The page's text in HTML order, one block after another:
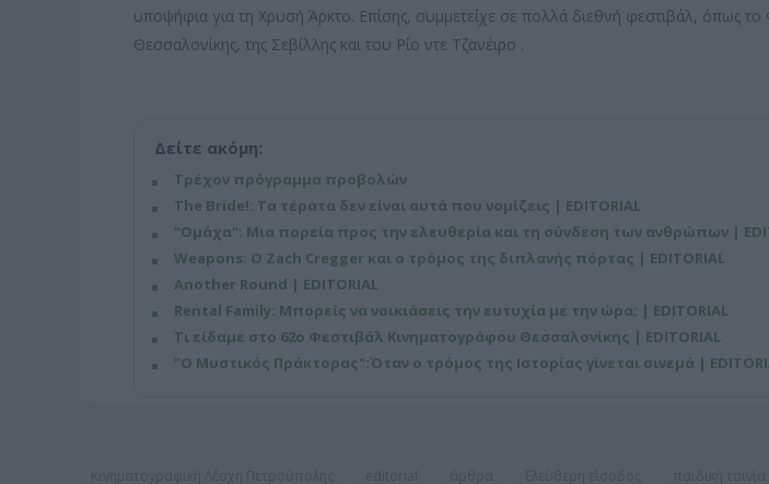
υποψήφια για τη Χρυσή Άρκτο. Επίσης, συμμετείχε σε πολλά διεθνή φεστιβάλ, όπως το
Θεσσαλονίκης, της Σεβίλλης και του Ρίο ντε Τζανέιρο .
Δείτε ακόμη:
Τρέχον πρόγραμμα προβολών
The Bride!: Τα τέρατα δεν είναι αυτά που νομίζεις | EDITORIAL
"Ομάχα": Μια πορεία προς την ελευθερία και τη σύνδεση των ανθρώπων |
Weapons: Ο Zach Cregger και ο τρόμος της διπλανής πόρτας | EDITORIAL
Another Round | EDITORIAL
​Rental Family: Μπορείς να νοικιάσεις την ευτυχία με την ώρα; | EDITORIAL
Τι είδαμε στο 62ο Φεστιβάλ Κινηματογράφου Θεσσαλονίκης | EDITORIAL
​"Ο Μυστικός Πράκτορας":Όταν ο τρόμος της Ιστορίας γίνεται σινεμά |